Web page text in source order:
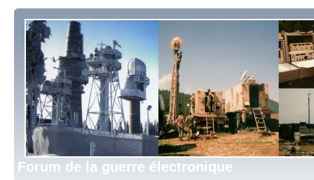
Forum de la guerre électronique